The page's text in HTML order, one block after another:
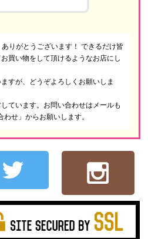
りがとうございます！ できるだけ皆
買い物をして頂けるようなお店にし
すが、どうぞよろしくお願いしま
ています。お問い合わせはメールも
せ」からお願いします。